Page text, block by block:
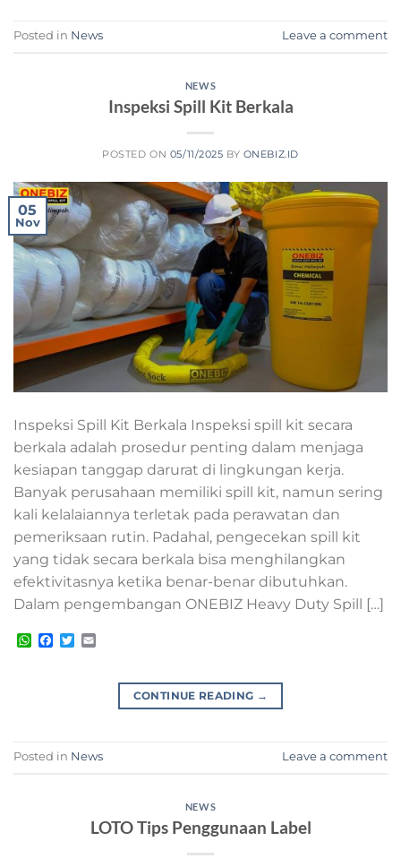
Posted in News Leave a comment
NEWS
Inspeksi Spill Kit Berkala
POSTED ON 05/11/2025 BY ONEBIZ.ID
05
Nov
Inspeksi Spill Kit Berkala Inspeksi spill kit secara
berkala adalah prosedur penting dalam menjaga
kesiapan tanggap darurat di lingkungan kerja.
Banyak perusahaan memiliki spill kit, namun sering
kali kelalaiannya terletak pada perawatan dan
pemeriksaan rutin. Padahal, pengecekan spill kit
yang tidak secara berkala bisa menghilangkan
efektivitasnya ketika benar-benar dibutuhkan.
Dalam pengembangan ONEBIZ Heavy Duty Spill […]
WhatsApp
Facebook
Twitter
CONTINUE READING →
Posted in News Leave a comment
NEWS
LOTO Tips Penggunaan Label